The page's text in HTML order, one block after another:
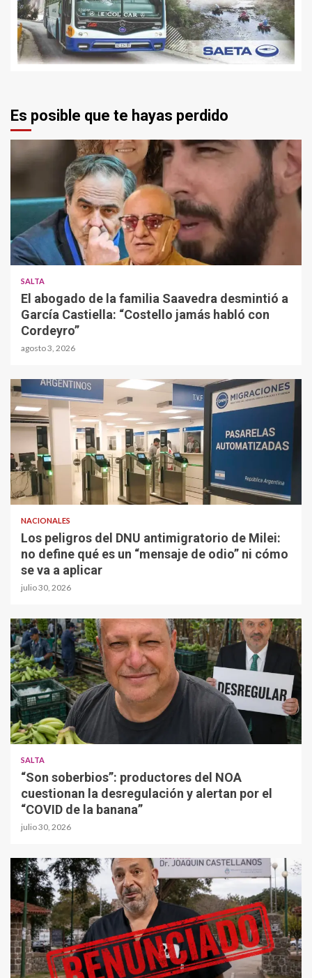
Es posible que te hayas perdido
SALTA
El abogado de la familia Saavedra desmintió a
García Castiella: “Costello jamás habló con
Cordeyro”
agosto 3, 2026
NACIONALES
Los peligros del DNU antimigratorio de Milei:
no define qué es un “mensaje de odio” ni cómo
se va a aplicar
julio 30, 2026
SALTA
“Son soberbios”: productores del NOA
cuestionan la desregulación y alertan por el
“COVID de la banana”
julio 30, 2026